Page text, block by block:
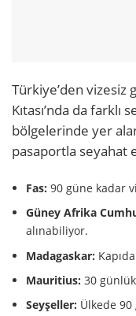
Türkiye’den vizesiz
Kıtası’nda da farklı
bölgelerinde yer
pasaportla seyahat
Fas: 90 güne kadar
Güney Afrika
alınabiliyor.
Madagaskar:
Mauritius: 30
Seyşeller: Ülkede